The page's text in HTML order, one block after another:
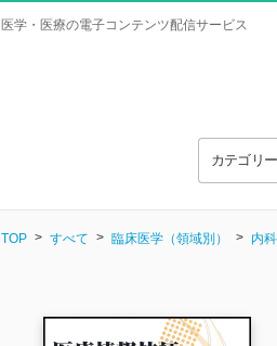
医学・医療の電子コンテンツ配信サービス
カテゴリー
TOP すべて 臨床医学（領域別） 内